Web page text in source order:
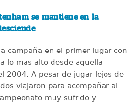
se mantiene en la
campaña en el primer lugar con
lo más alto desde aquella
2004. A pesar de jugar lejos de
viajaron para acompañar al
muy sufrido y